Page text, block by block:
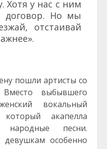
Хотя у нас с ним
договор. Но мы
отстаивай
пошли артисты со
Вместо выбывшего
вокальный
который акапелла
народные песни.
девушкам особенно